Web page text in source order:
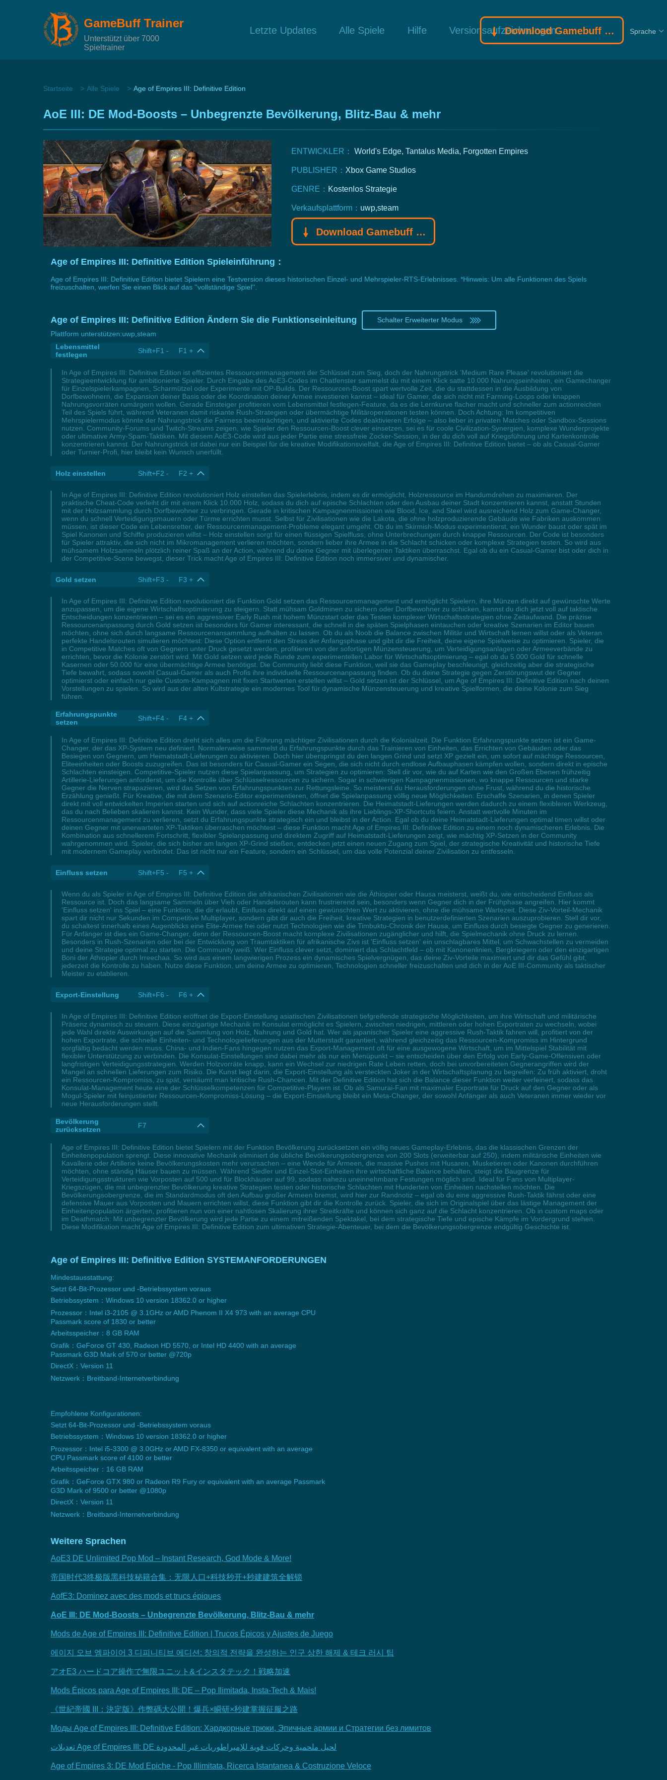
GameBuff Trainer
Unterstützt über 7000
Spieltrainer
Letzte Updates Alle Spiele Hilfe Versionsaufzeichnungen
Download Gamebuff Trainer Sprache
Startseite Alle Spiele Age of Empires III: Definitive Edition
AoE III: DE Mod-Boosts – Unbegrenzte Bevölkerung, Blitz-Bau & mehr
ENTWICKLER： World's Edge, Tantalus Media, Forgotten Empires
PUBLISHER： Xbox Game Studios
GENRE： Kostenlos Strategie
Verkaufsplattform： uwp,steam
Download Gamebuff Trainer
Age of Empires III: Definitive Edition Spieleinführung：
Age of Empires III: Definitive Edition bietet Spielern eine Testversion dieses historischen Einzel- und Mehrspieler-RTS-Erlebnisses. *Hinweis: Um alle Funktionen des Spiels
freizuschalten, werfen Sie einen Blick auf das ''vollständige Spiel''.
Age of Empires III: Definitive Edition Ändern Sie die Funktionseinleitung
Schalter Erweiterter Modus
Plattform unterstützen:uwp,steam
Lebensmittel
festlegen
Shift+F1 - F1 +
In Age of Empires III: Definitive Edition ist effizientes Ressourcenmanagement der Schlüssel zum Sieg, doch der Nahrungstrick 'Medium Rare Please' revolutioniert die
Strategieentwicklung für ambitionierte Spieler. Durch Eingabe des AoE3-Codes im Chatfenster sammelst du mit einem Klick satte 10.000 Nahrungseinheiten, ein Gamechanger
für Einzelspielerkampagnen, Scharmützel oder Experimente mit OP-Builds. Der Ressourcen-Boost spart wertvolle Zeit, die du stattdessen in die Ausbildung von
Dorfbewohnern, die Expansion deiner Basis oder die Koordination deiner Armee investieren kannst – ideal für Gamer, die sich nicht mit Farming-Loops oder knappen
Nahrungsvorräten rumärgern wollen. Gerade Einsteiger profitieren vom Lebensmittel festlegen-Feature, da es die Lernkurve flacher macht und schneller zum actionreichen
Teil des Spiels führt, während Veteranen damit riskante Rush-Strategien oder übermächtige Militäroperationen testen können. Doch Achtung: Im kompetitiven
Mehrspielermodus könnte der Nahrungstrick die Fairness beeinträchtigen, und aktivierte Codes deaktivieren Erfolge – also lieber in privaten Matches oder Sandbox-Sessions
nutzen. Community-Forums und Twitch-Streams zeigen, wie Spieler den Ressourcen-Boost clever einsetzen, sei es für coole Civilization-Synergien, komplexe Wunderprojekte
oder ultimative Army-Spam-Taktiken. Mit diesem AoE3-Code wird aus jeder Partie eine stressfreie Zocker-Session, in der du dich voll auf Kriegsführung und Kartenkontrolle
konzentrieren kannst. Der Nahrungstrick ist dabei nur ein Beispiel für die kreative Modifikationsvielfalt, die Age of Empires III: Definitive Edition bietet – ob als Casual-Gamer
oder Turnier-Profi, hier bleibt kein Wunsch unerfüllt.
Holz einstellen Shift+F2 - F2 +
In Age of Empires III: Definitive Edition revolutioniert Holz einstellen das Spielerlebnis, indem es dir ermöglicht, Holzressource im Handumdrehen zu maximieren. Der
praktische Cheat-Code verleiht dir mit einem Klick 10.000 Holz, sodass du dich auf epische Schlachten oder den Ausbau deiner Stadt konzentrieren kannst, anstatt Stunden
mit der Holzsammlung durch Dorfbewohner zu verbringen. Gerade in kritischen Kampagnenmissionen wie Blood, Ice, and Steel wird ausreichend Holz zum Game-Changer,
wenn du schnell Verteidigungsmauern oder Türme errichten musst. Selbst für Zivilisationen wie die Lakota, die ohne holzproduzierende Gebäude wie Fabriken auskommen
müssen, ist dieser Code ein Lebensretter, der Ressourcenmanagement-Probleme elegant umgeht. Ob du im Skirmish-Modus experimentierst, ein Wunder baust oder spät im
Spiel Kanonen und Schiffe produzieren willst – Holz einstellen sorgt für einen flüssigen Spielfluss, ohne Unterbrechungen durch knappe Ressourcen. Der Code ist besonders
für Spieler attraktiv, die sich nicht im Mikromanagement verlieren möchten, sondern lieber ihre Armee in die Schlacht schicken oder komplexe Strategien testen. So wird aus
mühsamem Holzsammeln plötzlich reiner Spaß an der Action, während du deine Gegner mit überlegenen Taktiken überraschst. Egal ob du ein Casual-Gamer bist oder dich in
der Competitive-Scene bewegst, dieser Trick macht Age of Empires III: Definitive Edition noch immersiver und dynamischer.
Gold setzen Shift+F3 - F3 +
In Age of Empires III: Definitive Edition revolutioniert die Funktion Gold setzen das Ressourcenmanagement und ermöglicht Spielern, ihre Münzen direkt auf gewünschte Werte
anzupassen, um die eigene Wirtschaftsoptimierung zu steigern. Statt mühsam Goldminen zu sichern oder Dorfbewohner zu schicken, kannst du dich jetzt voll auf taktische
Entscheidungen konzentrieren – sei es ein aggressiver Early Rush mit hohem Münzstart oder das Testen komplexer Wirtschaftsstrategien ohne Zeitaufwand. Die präzise
Ressourcenanpassung durch Gold setzen ist besonders für Gamer interessant, die schnell in die späten Spielphasen eintauchen oder kreative Szenarien im Editor bauen
möchten, ohne sich durch langsame Ressourcenansammlung aufhalten zu lassen. Ob du als Noob die Balance zwischen Militär und Wirtschaft lernen willst oder als Veteran
perfekte Handelsrouten simulieren möchtest: Diese Option entfernt den Stress der Anfangsphase und gibt dir die Freiheit, deine eigene Spielweise zu optimieren. Spieler, die
in Competitive Matches oft von Gegnern unter Druck gesetzt werden, profitieren von der sofortigen Münzensteuerung, um Verteidigungsanlagen oder Armeeverbände zu
errichten, bevor die Kolonie zerstört wird. Mit Gold setzen wird jede Runde zum experimentellen Labor für Wirtschaftsoptimierung – egal ob du 5.000 Gold für schnelle
Kasernen oder 50.000 für eine übermächtige Armee benötigst. Die Community liebt diese Funktion, weil sie das Gameplay beschleunigt, gleichzeitig aber die strategische
Tiefe bewahrt, sodass sowohl Casual-Gamer als auch Profis ihre individuelle Ressourcenanpassung finden. Ob du deine Strategie gegen Zerstörungswut der Gegner
optimierst oder einfach nur geile Custom-Kampagnen mit fixen Startwerten erstellen willst – Gold setzen ist der Schlüssel, um Age of Empires III: Definitive Edition nach deinen
Vorstellungen zu spielen. So wird aus der alten Kultstrategie ein modernes Tool für dynamische Münzensteuerung und kreative Spielformen, die deine Kolonie zum Sieg
führen.
Erfahrungspunkte
setzen
Shift+F4 - F4 +
In Age of Empires III: Definitive Edition dreht sich alles um die Führung mächtiger Zivilisationen durch die Kolonialzeit. Die Funktion Erfahrungspunkte setzen ist ein Game-
Changer, der das XP-System neu definiert. Normalerweise sammelst du Erfahrungspunkte durch das Trainieren von Einheiten, das Errichten von Gebäuden oder das
Besiegen von Gegnern, um Heimatstadt-Lieferungen zu aktivieren. Doch hier überspringst du den langen Grind und setzt XP gezielt ein, um sofort auf mächtige Ressourcen,
Eliteeinheiten oder Boosts zuzugreifen. Das ist besonders für Casual-Gamer ein Segen, die sich nicht durch endlose Aufbauphasen kämpfen wollen, sondern direkt in epische
Schlachten einsteigen. Competitive-Spieler nutzen diese Spielanpassung, um Strategien zu optimieren: Stell dir vor, wie du auf Karten wie den Großen Ebenen frühzeitig
Artillerie-Lieferungen anforderst, um die Kontrolle über Schlüsselressourcen zu sichern. Sogar in schwierigen Kampagnenmissionen, wo knappe Ressourcen und starke
Gegner die Nerven strapazieren, wird das Setzen von Erfahrungspunkten zur Rettungsleine. So meisterst du Herausforderungen ohne Frust, während du die historische
Erzählung genießt. Für Kreative, die mit dem Szenario-Editor experimentieren, öffnet die Spielanpassung völlig neue Möglichkeiten: Erschaffe Szenarien, in denen Spieler
direkt mit voll entwickelten Imperien starten und sich auf actionreiche Schlachten konzentrieren. Die Heimatstadt-Lieferungen werden dadurch zu einem flexibleren Werkzeug,
das du nach Belieben skalieren kannst. Kein Wunder, dass viele Spieler diese Mechanik als ihre Lieblings-XP-Shortcuts feiern. Anstatt wertvolle Minuten im
Ressourcenmanagement zu verlieren, setzt du Erfahrungspunkte strategisch ein und bleibst in der Action. Egal ob du deine Heimatstadt-Lieferungen optimal timen willst oder
deinen Gegner mit unerwarteten XP-Taktiken überraschen möchtest – diese Funktion macht Age of Empires III: Definitive Edition zu einem noch dynamischeren Erlebnis. Die
Kombination aus schnellerem Fortschritt, flexibler Spielanpassung und direktem Zugriff auf Heimatstadt-Lieferungen zeigt, wie mächtig XP-Setzen in der Community
wahrgenommen wird. Spieler, die sich bisher am langen XP-Grind stießen, entdecken jetzt einen neuen Zugang zum Spiel, der strategische Kreativität und historische Tiefe
mit modernem Gameplay verbindet. Das ist nicht nur ein Feature, sondern ein Schlüssel, um das volle Potenzial deiner Zivilisation zu entfesseln.
Einfluss setzen Shift+F5 - F5 +
Wenn du als Spieler in Age of Empires III: Definitive Edition die afrikanischen Zivilisationen wie die Äthiopier oder Hausa meisterst, weißt du, wie entscheidend Einfluss als
Ressource ist. Doch das langsame Sammeln über Vieh oder Handelsrouten kann frustrierend sein, besonders wenn Gegner dich in der Frühphase angreifen. Hier kommt
'Einfluss setzen' ins Spiel – eine Funktion, die dir erlaubt, Einfluss direkt auf einen gewünschten Wert zu aktivieren, ohne die mühsame Wartezeit. Diese Ziv-Vorteil-Mechanik
spart dir nicht nur Sekunden im Competitive Multiplayer, sondern gibt dir auch die Freiheit, kreative Strategien in benutzerdefinierten Szenarien auszuprobieren. Stell dir vor,
du schaltest innerhalb eines Augenblicks eine Elite-Armee frei oder nutzt Technologien wie die Timbuktu-Chronik der Hausa, um Einfluss durch besiegte Gegner zu generieren.
Für Anfänger ist dies ein Game-Changer, denn der Ressourcen-Boost macht komplexe Zivilisationen zugänglicher und hilft, die Spielmechanik ohne Druck zu lernen.
Besonders in Rush-Szenarien oder bei der Entwicklung von Traumtaktiken für afrikanische Zivs ist 'Einfluss setzen' ein unschlagbares Mittel, um Schwachstellen zu vermeiden
und deine Strategie optimal zu starten. Die Community weiß: Wer Einfluss clever setzt, dominiert das Schlachtfeld – ob mit Kanonenlinien, Bergkriegern oder den einzigartigen
Boni der Äthiopier durch Irreechaa. So wird aus einem langwierigen Prozess ein dynamisches Spielvergnügen, das deine Ziv-Vorteile maximiert und dir das Gefühl gibt,
jederzeit die Kontrolle zu haben. Nutze diese Funktion, um deine Armee zu optimieren, Technologien schneller freizuschalten und dich in der AoE III-Community als taktischer
Meister zu etablieren.
Export-Einstellung Shift+F6 - F6 +
In Age of Empires III: Definitive Edition eröffnet die Export-Einstellung asiatischen Zivilisationen tiefgreifende strategische Möglichkeiten, um ihre Wirtschaft und militärische
Präsenz dynamisch zu steuern. Diese einzigartige Mechanik im Konsulat ermöglicht es Spielern, zwischen niedrigen, mittleren oder hohen Exportraten zu wechseln, wobei
jede Wahl direkte Auswirkungen auf die Sammlung von Holz, Nahrung und Gold hat. Wer als japanischer Spieler eine aggressive Rush-Taktik fahren will, profitiert von der
hohen Exportrate, die schnelle Einheiten- und Technologielieferungen aus der Mutterstadt garantiert, während gleichzeitig das Ressourcen-Kompromiss im Hintergrund
sorgfältig bedacht werden muss. China- und Indien-Fans hingegen nutzen das Export-Management oft für eine ausgewogene Wirtschaft, um im Mittelspiel Stabilität mit
flexibler Unterstützung zu verbinden. Die Konsulat-Einstellungen sind dabei mehr als nur ein Menüpunkt – sie entscheiden über den Erfolg von Early-Game-Offensiven oder
langfristigen Verteidigungsstrategien. Werden Holzvorräte knapp, kann ein Wechsel zur niedrigen Rate Leben retten, doch bei unvorbereiteten Gegnerangriffen wird der
Mangel an schnellen Lieferungen zum Risiko. Die Kunst liegt darin, die Export-Einstellung als versteckten Joker in der Wirtschaftsplanung zu begreifen: Zu früh aktiviert, droht
ein Ressourcen-Kompromiss, zu spät, versäumt man kritische Rush-Chancen. Mit der Definitive Edition hat sich die Balance dieser Funktion weiter verfeinert, sodass das
Konsulat-Management heute eine der Schlüsselkompetenzen für Competitive-Playern ist. Ob als Samurai-Fan mit maximaler Exportrate für Druck auf den Gegner oder als
Mogul-Spieler mit feinjustierter Ressourcen-Kompromiss-Lösung – die Export-Einstellung bleibt ein Meta-Changer, der sowohl Anfänger als auch Veteranen immer wieder vor
neue Herausforderungen stellt.
Bevölkerung
zurücksetzen
F7
Age of Empires III: Definitive Edition bietet Spielern mit der Funktion Bevölkerung zurücksetzen ein völlig neues Gameplay-Erlebnis, das die klassischen Grenzen der
Einheitenpopulation sprengt. Diese innovative Mechanik eliminiert die übliche Bevölkerungsobergrenze von 200 Slots (erweiterbar auf 250), indem militärische Einheiten wie
Kavallerie oder Artillerie keine Bevölkerungskosten mehr verursachen – eine Wende für Armeen, die massive Pushes mit Husaren, Musketieren oder Kanonen durchführen
möchten, ohne ständig Häuser bauen zu müssen. Während Siedler und Einzel-Slot-Einheiten ihre wirtschaftliche Balance behalten, steigt die Baugrenze für
Verteidigungsstrukturen wie Vorposten auf 500 und für Blockhäuser auf 99, sodass nahezu uneinnehmbare Festungen möglich sind. Ideal für Fans von Multiplayer-
Kriegszügen, die mit unbegrenzter Bevölkerung kreative Strategien testen oder historische Schlachten mit Hunderten von Einheiten nachstellen möchten. Die
Bevölkerungsobergrenze, die im Standardmodus oft den Aufbau großer Armeen bremst, wird hier zur Randnotiz – egal ob du eine aggressive Rush-Taktik fährst oder eine
defensive Mauer aus Vorposten und Mauern errichten willst, diese Funktion gibt dir die Kontrolle zurück. Spieler, die sich im Originalspiel über das lästige Management der
Einheitenpopulation ärgerten, profitieren nun von einer nahtlosen Skalierung ihrer Streitkräfte und können sich ganz auf die Schlacht konzentrieren. Ob in custom maps oder
im Deathmatch: Mit unbegrenzter Bevölkerung wird jede Partie zu einem mitreißenden Spektakel, bei dem strategische Tiefe und epische Kämpfe im Vordergrund stehen.
Diese Modifikation macht Age of Empires III: Definitive Edition zum ultimativen Strategie-Abenteuer, bei dem die Bevölkerungsobergrenze endgültig Geschichte ist.
Age of Empires III: Definitive Edition SYSTEMANFORDERUNGEN
Mindestausstattung:
Setzt 64-Bit-Prozessor und -Betriebssystem voraus
Betriebssystem：Windows 10 version 18362.0 or higher
Prozessor：Intel i3-2105 @ 3.1GHz or AMD Phenom II X4 973 with an average CPU
Passmark score of 1830 or better
Arbeitsspeicher：8 GB RAM
Grafik：GeForce GT 430, Radeon HD 5570, or Intel HD 4400 with an average
Passmark G3D Mark of 570 or better @720p
DirectX：Version 11
Netzwerk：Breitband-Internetverbindung
Empfohlene Konfigurationen:
Setzt 64-Bit-Prozessor und -Betriebssystem voraus
Betriebssystem：Windows 10 version 18362.0 or higher
Prozessor：Intel i5-3300 @ 3.0GHz or AMD FX-8350 or equivalent with an average
CPU Passmark score of 4100 or better
Arbeitsspeicher：16 GB RAM
Grafik：GeForce GTX 980 or Radeon R9 Fury or equivalent with an average Passmark
G3D Mark of 9500 or better @1080p
DirectX：Version 11
Netzwerk：Breitband-Internetverbindung
Weitere Sprachen
AoE3 DE Unlimited Pop Mod – Instant Research, God Mode & More!
帝国时代3终极版黑科技秘籍合集：无限人口+科技秒开+秒建建筑全解锁
AofE3: Dominez avec des mods et trucs épiques
AoE III: DE Mod-Boosts – Unbegrenzte Bevölkerung, Blitz-Bau & mehr
Mods de Age of Empires III: Definitive Edition | Trucos Épicos y Ajustes de Juego
에이지 오브 엠파이어 3 디피니티브 에디션: 창의적 전략을 완성하는 인구 상한 해제 & 테크 러시 팁
アオE3 ハードコア操作で無限ユニット&インスタテック！戦略加速
Mods Épicos para Age of Empires III: DE – Pop Ilimitada, Insta-Tech & Mais!
《世紀帝國 III：決定版》作弊碼大公開！爆兵×瞬研×秒建掌握征服之路
Моды Age of Empires III: Definitive Edition: Хардкорные трюки, Эпичные армии и Стратегии без лимитов
تعديلات Age of Empires III: DE لحيل ملحمية وحركات قوية للإمبراطوريات غير المحدودة
Age of Empires 3: DE Mod Epiche - Pop Illimitata, Ricerca Istantanea & Costruzione Veloce